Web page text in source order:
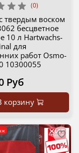
(0)
твердым воском
бесцветное
10 л Hartwachs-
для
работ Osmo-
10300055
Руб
корзину